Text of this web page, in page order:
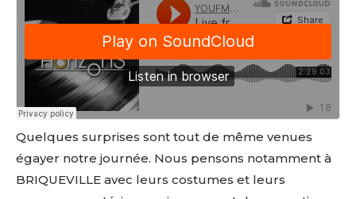
Quelques surprises sont tout de même venues
égayer notre journée. Nous pensons notamment à
BRIQUEVILLE avec leurs costumes et leurs